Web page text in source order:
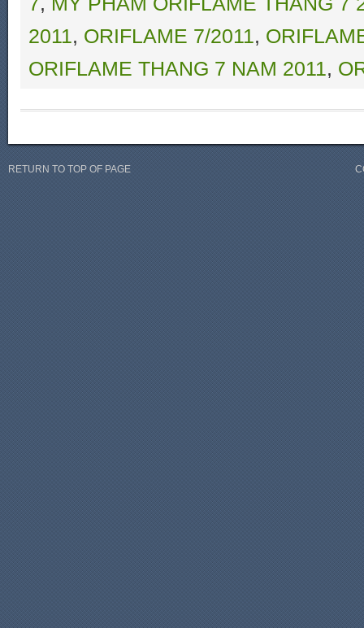
2011, ORIFLAME 7/2011,
ORIFLAME THANG 7 NAM 2011,
RETURN TO TOP OF PAGE